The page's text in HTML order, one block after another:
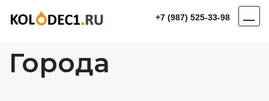
+7 (987) 525-33-98
Города